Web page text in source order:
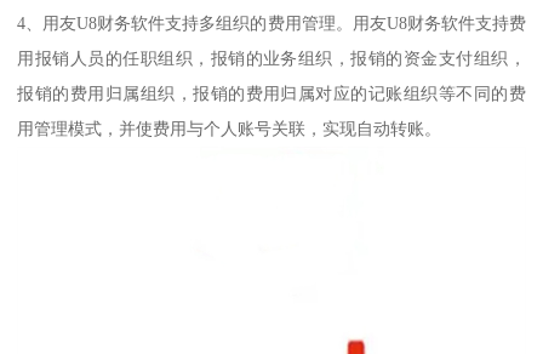
4、用友U8财务软件支持多组织的费用管理。用友U8财务软件支持费
用报销人员的任职组织，报销的业务组织，报销的资金支付组织，
报销的费用归属组织，报销的费用归属对应的记账组织等不同的费
用管理模式，并使费用与个人账号关联，实现自动转账。